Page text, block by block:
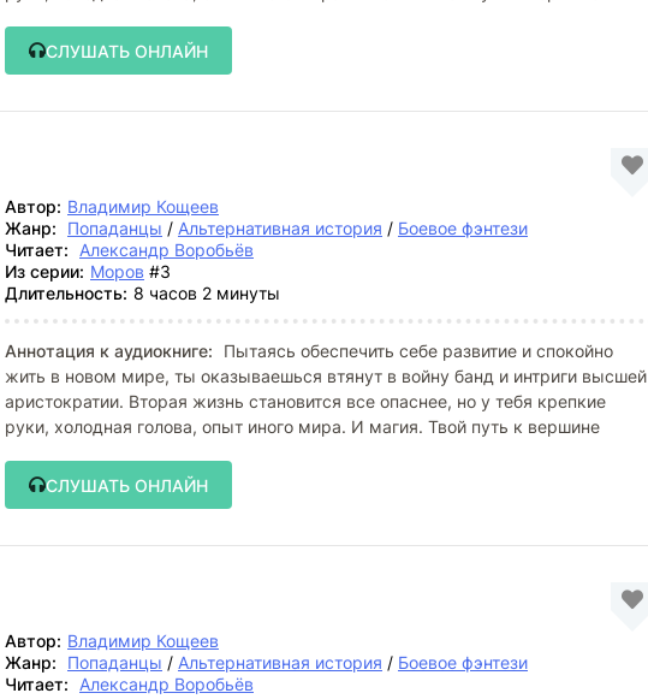
СЛУШАТЬ ОНЛАЙН
Автор: Владимир Кощеев
Жанр:
Попаданцы / Альтернативная история / Боевое фэнтези
Читает:
Александр Воробьёв
Из серии: Моров #3
Длительность: 8 часов 2 минуты
Аннотация к аудиокниге:
Пытаясь обеспечить себе развитие и спокойно
жить в новом мире, ты оказываешься втянут в войну банд и интриги высшей
аристократии. Вторая жизнь становится все опаснее, но у тебя крепкие
руки, холодная голова, опыт иного мира. И магия. Твой путь к вершине
СЛУШАТЬ ОНЛАЙН
Автор: Владимир Кощеев
Жанр:
Попаданцы / Альтернативная история / Боевое фэнтези
Читает:
Александр Воробьёв